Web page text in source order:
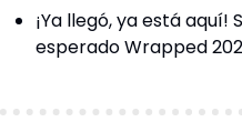
¡Ya llegó, ya está aquí!
esperado Wrapped